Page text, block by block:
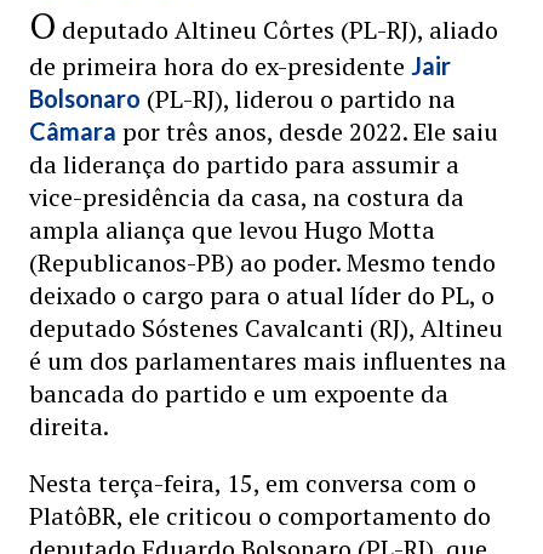
O deputado Altineu Côrtes (PL-RJ), aliado
de primeira hora do ex-presidente Jair
Bolsonaro (PL-RJ), liderou o partido na
Câmara por três anos, desde 2022. Ele saiu
da liderança do partido para assumir a
vice-presidência da casa, na costura da
ampla aliança que levou Hugo Motta
(Republicanos-PB) ao poder. Mesmo tendo
deixado o cargo para o atual líder do PL, o
deputado Sóstenes Cavalcanti (RJ), Altineu
é um dos parlamentares mais influentes na
bancada do partido e um expoente da
direita.
Nesta terça-feira, 15, em conversa com o
PlatôBR, ele criticou o comportamento do